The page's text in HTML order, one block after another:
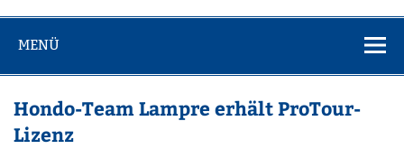
MENÜ
Hondo-Team Lampre erhält ProTour-
Lizenz